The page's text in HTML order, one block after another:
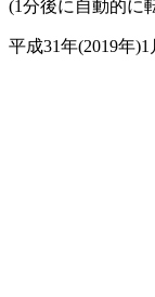
(1分後に自動的に
平成31年(2019年